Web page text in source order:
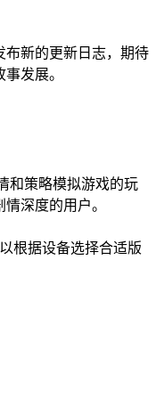
布新的更新日志，期待
发展。
和策略模拟游戏的玩
深度的用户。
根据设备选择合适版